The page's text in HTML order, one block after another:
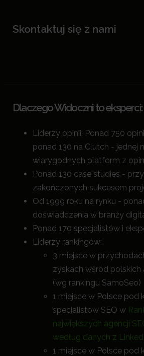
Skontaktuj się z nami
Dlaczego Widoczni to eksperci:
Liderzy opinii: Ponad 750
ponad 130 na Clutch - jednej
wiarygodnych platform z
Ponad 130 case studies -
zakończonych sukcesem
Od 1999 roku na rynku -
doświadczenia w branży
Ponad 170 specjalistów i
Liderzy rankingów:
3 miejsce w
zyskach wśród polskich
(wg rankingu SamoSeo)
1 miejsce w Polsce pod
specjalistów SEO w
największych agencji
według danych z
1 miejsce w Polsce pod